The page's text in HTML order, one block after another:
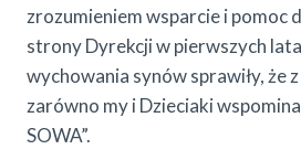
zrozumieniem wsparcie i pomoc
strony Dyrekcji w pierwszych
wychowania synów sprawiły, że z
zarówno my i Dzieciaki
SOWA”.